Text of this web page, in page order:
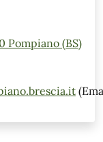
Pompiano (BS)